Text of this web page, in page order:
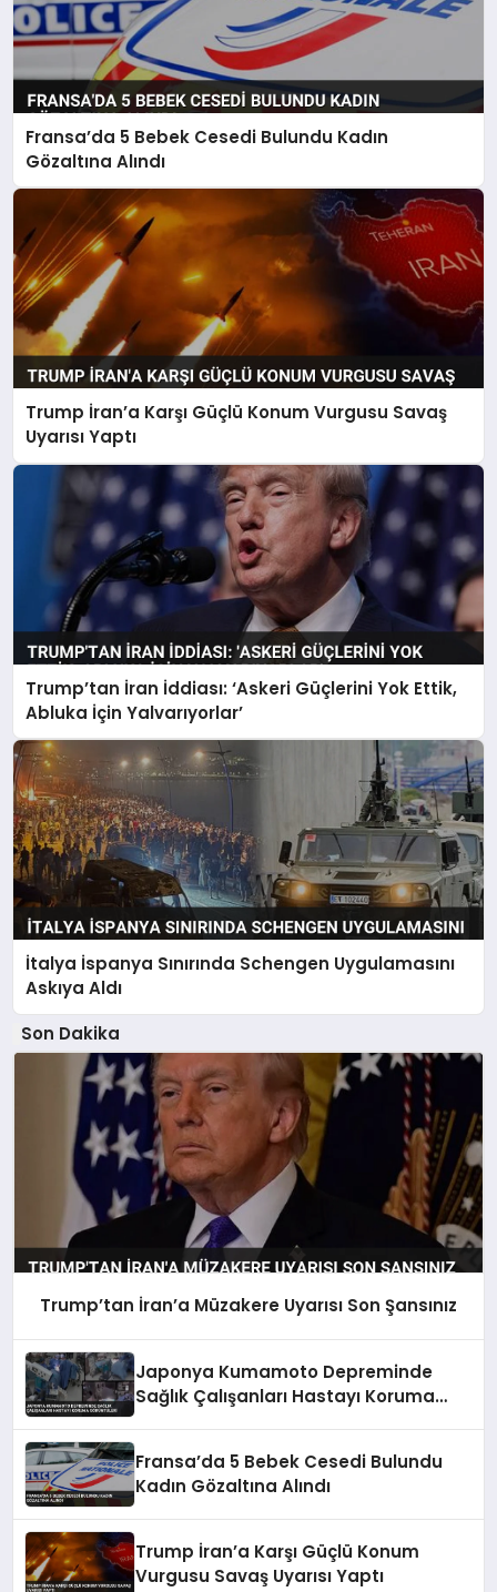
Fransa’da 5 Bebek Cesedi Bulundu Kadın
Gözaltına Alındı
Trump İran’a Karşı Güçlü Konum Vurgusu Savaş
Uyarısı Yaptı
Trump’tan İran İddiası: ‘Askeri Güçlerini Yok Ettik,
Abluka İçin Yalvarıyorlar’
İtalya İspanya Sınırında Schengen Uygulamasını
Askıya Aldı
Son Dakika
Trump’tan İran’a Müzakere Uyarısı Son Şansınız
Japonya Kumamoto Depreminde
Sağlık Çalışanları Hastayı Koruma
Fransa’da 5 Bebek Cesedi Bulundu
Kadın Gözaltına Alındı
Trump İran’a Karşı Güçlü Konum
Vurgusu Savaş Uyarısı Yaptı